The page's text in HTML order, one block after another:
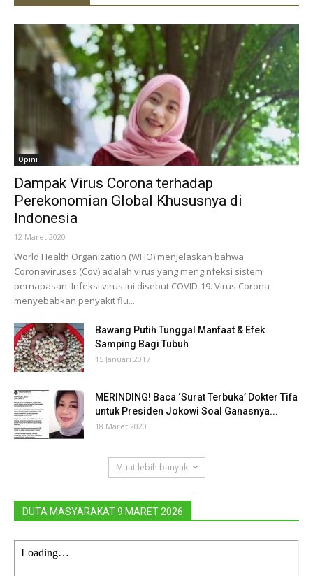
Opini
Dampak Virus Corona terhadap
Perekonomian Global Khususnya di
Indonesia
12 Maret 2020
World Health Organization (WHO) menjelaskan bahwa
Coronaviruses (Cov) adalah virus yang menginfeksi sistem
pernapasan. Infeksi virus ini disebut COVID-19. Virus Corona
menyebabkan penyakit flu...
Bawang Putih Tunggal Manfaat & Efek
Samping Bagi Tubuh
15 Januari 2017
MERINDING! Baca ‘Surat Terbuka’ Dokter Tifa
untuk Presiden Jokowi Soal Ganasnya...
18 Maret 2020
Muat lebih banyak
DUTA MASYARAKAT 9 MARET 2026